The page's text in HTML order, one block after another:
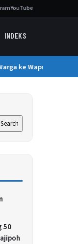
YouTube
INDEKS
ke Wapres,
Search
50